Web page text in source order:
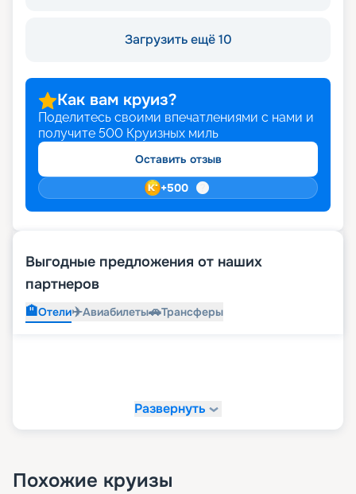
Загрузить ещё 10
Как вам круиз?
Поделитесь своими впечатлениями с нами и
получите 500 Круизных миль
Оставить отзыв
+500
Выгодные предложения от наших
партнеров
🏨Отели✈️Авиабилеты🚗Трансферы
Развернуть
Похожие круизы